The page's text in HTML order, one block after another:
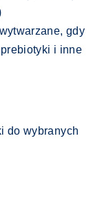
gdy
i inne
do wybranych